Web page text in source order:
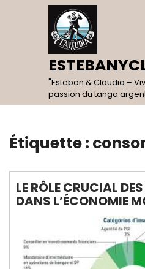
"Esteban & Claudia –
passion du tango
Étiquette :
LE RÔLE CRUCIAL
DANS L’ÉCONOMIE